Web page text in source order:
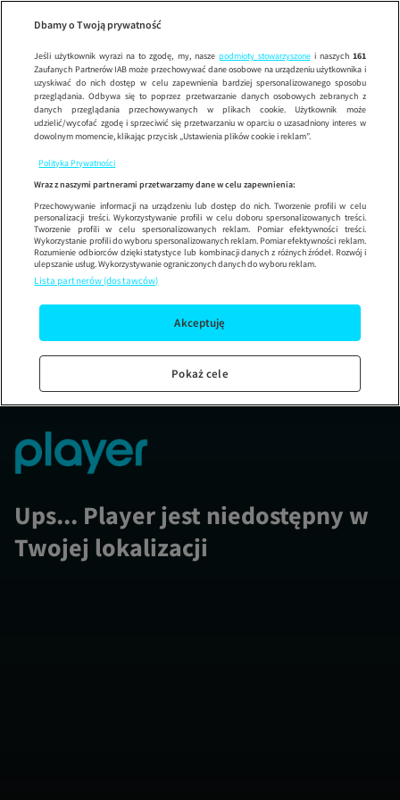
Wypróbuj aplikację mobilną
Korzystaj z łatwiejszej nawigacji i ciesz się szybszym
Ups... Player jest niedostępny w
Twojej lokalizacji
Dbamy o Twoją prywatność
Jeśli użytkownik wyrazi na to zgodę, my, nasze podmioty stowarzyszonei naszych 161
Zaufanych Partnerów IAB może przechowywać dane osobowe na urządzeniu użytkownika i
uzyskiwać do nich dostęp w celu zapewnienia bardziej spersonalizowanego sposobu
przeglądania. Odbywa się to poprzez przetwarzanie danych osobowych zebranych z
danych przeglądania przechowywanych w plikach cookie. Użytkownik może
udzielić/wycofać zgodę i sprzeciwić się przetwarzaniu w oparciu o uzasadniony interes w
dowolnym momencie, klikając przycisk „Ustawienia plików cookie i reklam”.
Polityka Prywatności
Wraz z naszymi partnerami przetwarzamy dane w celu zapewnienia:
Przechowywanie informacji na urządzeniu lub dostęp do nich. Tworzenie profili w celu
personalizacji treści. Wykorzystywanie profili w celu doboru spersonalizowanych treści.
Tworzenie profili w celu spersonalizowanych reklam. Pomiar efektywności treści.
Wykorzystanie profili do wyboru spersonalizowanych reklam. Pomiar efektywności reklam.
Rozumienie odbiorców dzięki statystyce lub kombinacji danych z różnych źródeł. Rozwój i
ulepszanie usług. Wykorzystywanie ograniczonych danych do wyboru reklam.
Lista partnerów (dostawców)
Akceptuję
Pokaż cele